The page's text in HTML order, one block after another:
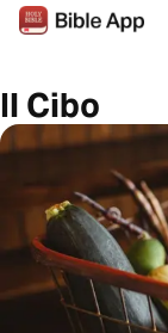
Il Cibo